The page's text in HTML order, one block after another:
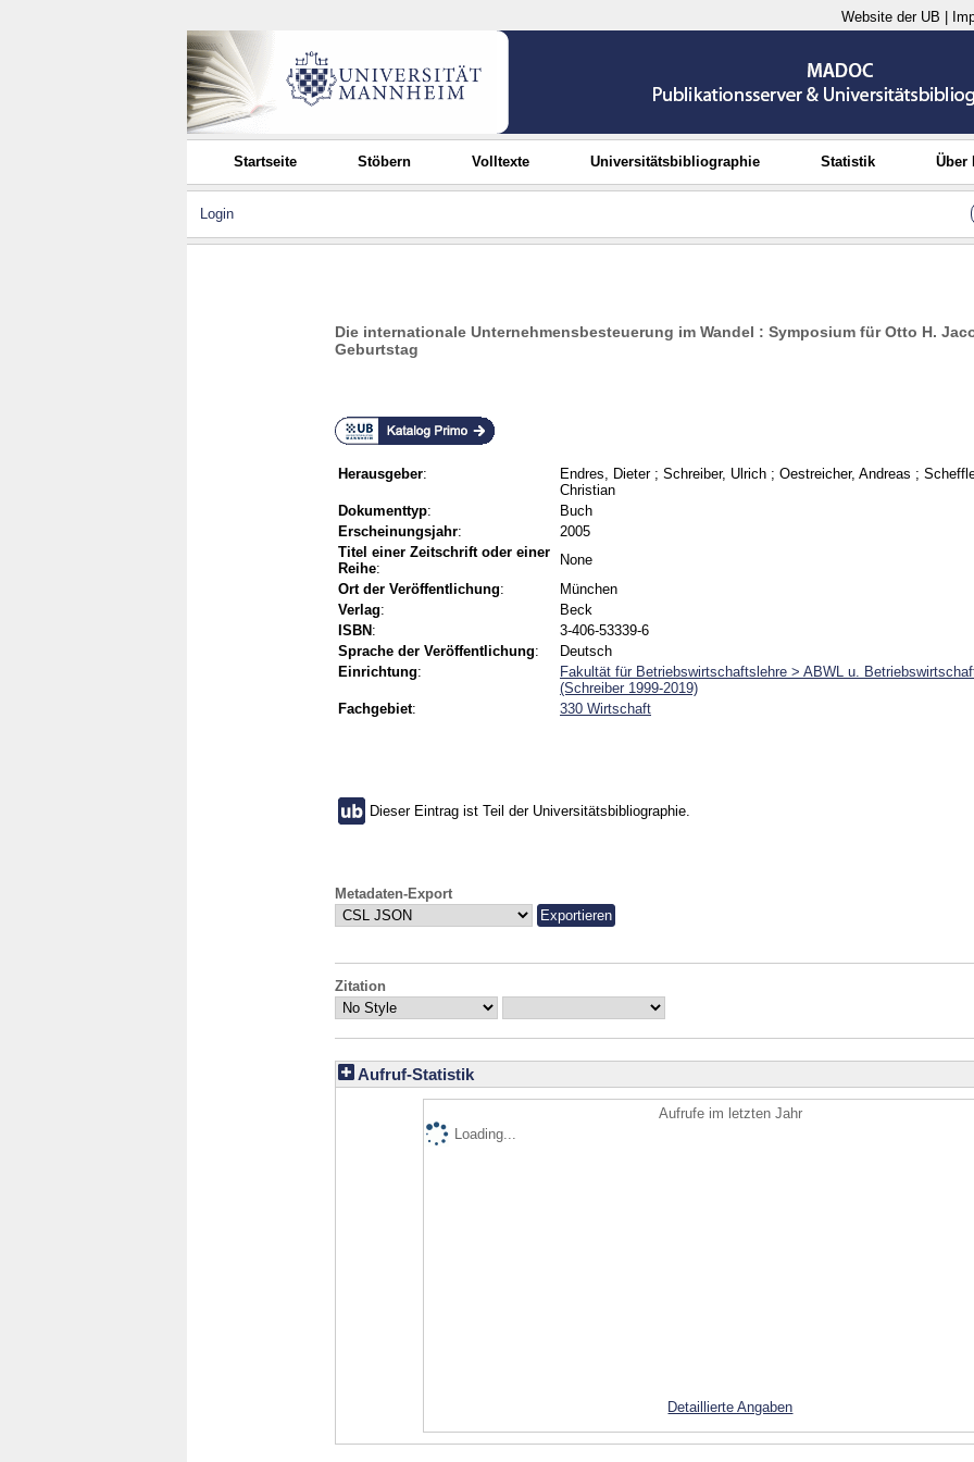
Website der UB
Startseite Stöbern Volltexte Universitätsbibliographie Statistik Über
Login
Die internationale Unternehmensbesteuerung im Wandel : Symposium für Otto H.
Geburtstag
Herausgeber: Endres, Dieter ; Schreiber, Ulrich ; Oestreicher, Andreas ;
Christian
Dokumenttyp:
Buch
Erscheinungsjahr:
2005
Titel einer Zeitschrift oder einer
Reihe:
None
Ort der Veröffentlichung:
München
Verlag:
Beck
ISBN :
3-406-53339-6
Sprache der Veröffentlichung:
Deutsch
Einrichtung:
Fakultät für Betriebswirtschaftslehre > ABWL u.
(Schreiber 1999-2019)
Fachgebiet: 330 Wirtschaft
Dieser Eintrag ist Teil der Universitätsbibliographie.
Metadaten-Export
Zitation
Aufruf-Statistik
Aufrufe im letzten Jahr
Loading...
Detaillierte Angaben